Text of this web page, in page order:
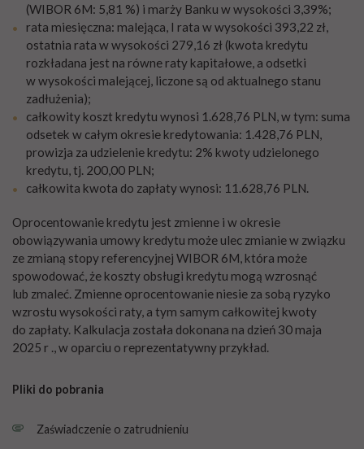
(WIBOR 6M: 5,81 %) i marży Banku w wysokości 3,39%;
rata miesięczna: malejąca, I rata w wysokości 393,22 zł,
ostatnia rata w wysokości 279,16 zł (kwota kredytu
rozkładana jest na równe raty kapitałowe, a odsetki
w wysokości malejącej, liczone są od aktualnego stanu
zadłużenia);
całkowity koszt kredytu wynosi 1.628,76 PLN, w tym: suma
odsetek w całym okresie kredytowania: 1.428,76 PLN,
prowizja za udzielenie kredytu: 2% kwoty udzielonego
kredytu, tj. 200,00 PLN;
całkowita kwota do zapłaty wynosi: 11.628,76 PLN.
Oprocentowanie kredytu jest zmienne i w okresie
obowiązywania umowy kredytu może ulec zmianie w związku
ze zmianą stopy referencyjnej WIBOR 6M, która może
spowodować, że koszty obsługi kredytu mogą wzrosnąć
lub zmaleć. Zmienne oprocentowanie niesie za sobą ryzyko
wzrostu wysokości raty, a tym samym całkowitej kwoty
do zapłaty. Kalkulacja została dokonana na dzień 30 maja
2025 r ., w oparciu o reprezentatywny przykład.
Pliki do pobrania
Zaświadczenie o zatrudnieniu